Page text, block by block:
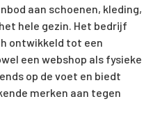
aan schoenen, kleding,
hele gezin. Het bedrijf
ontwikkeld tot een
een webshop als fysieke
op de voet en biedt
merken aan tegen